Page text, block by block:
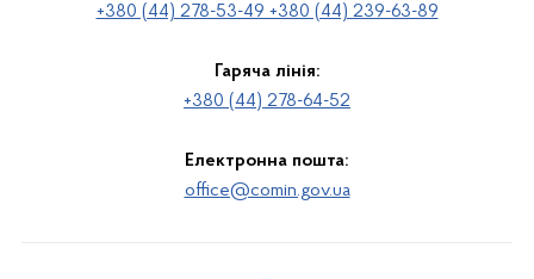
+380 (44) 278-53-49 +380 (44) 239-63-89
Гаряча лінія:
+380 (44) 278-64-52
Електронна пошта:
office@comin.gov.ua